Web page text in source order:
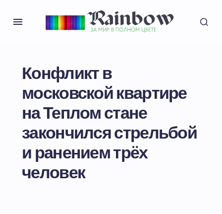
Конфликт в
московской квартире
на Теплом стане
закончился стрельбой
и ранением трёх
человек